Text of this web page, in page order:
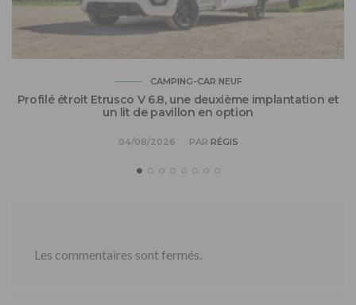
CAMPING-CAR NEUF
Profilé étroit Etrusco V 6.8, une deuxième implantation et
un lit de pavillon en option
04/08/2026 PAR RÉGIS
Les commentaires sont fermés.